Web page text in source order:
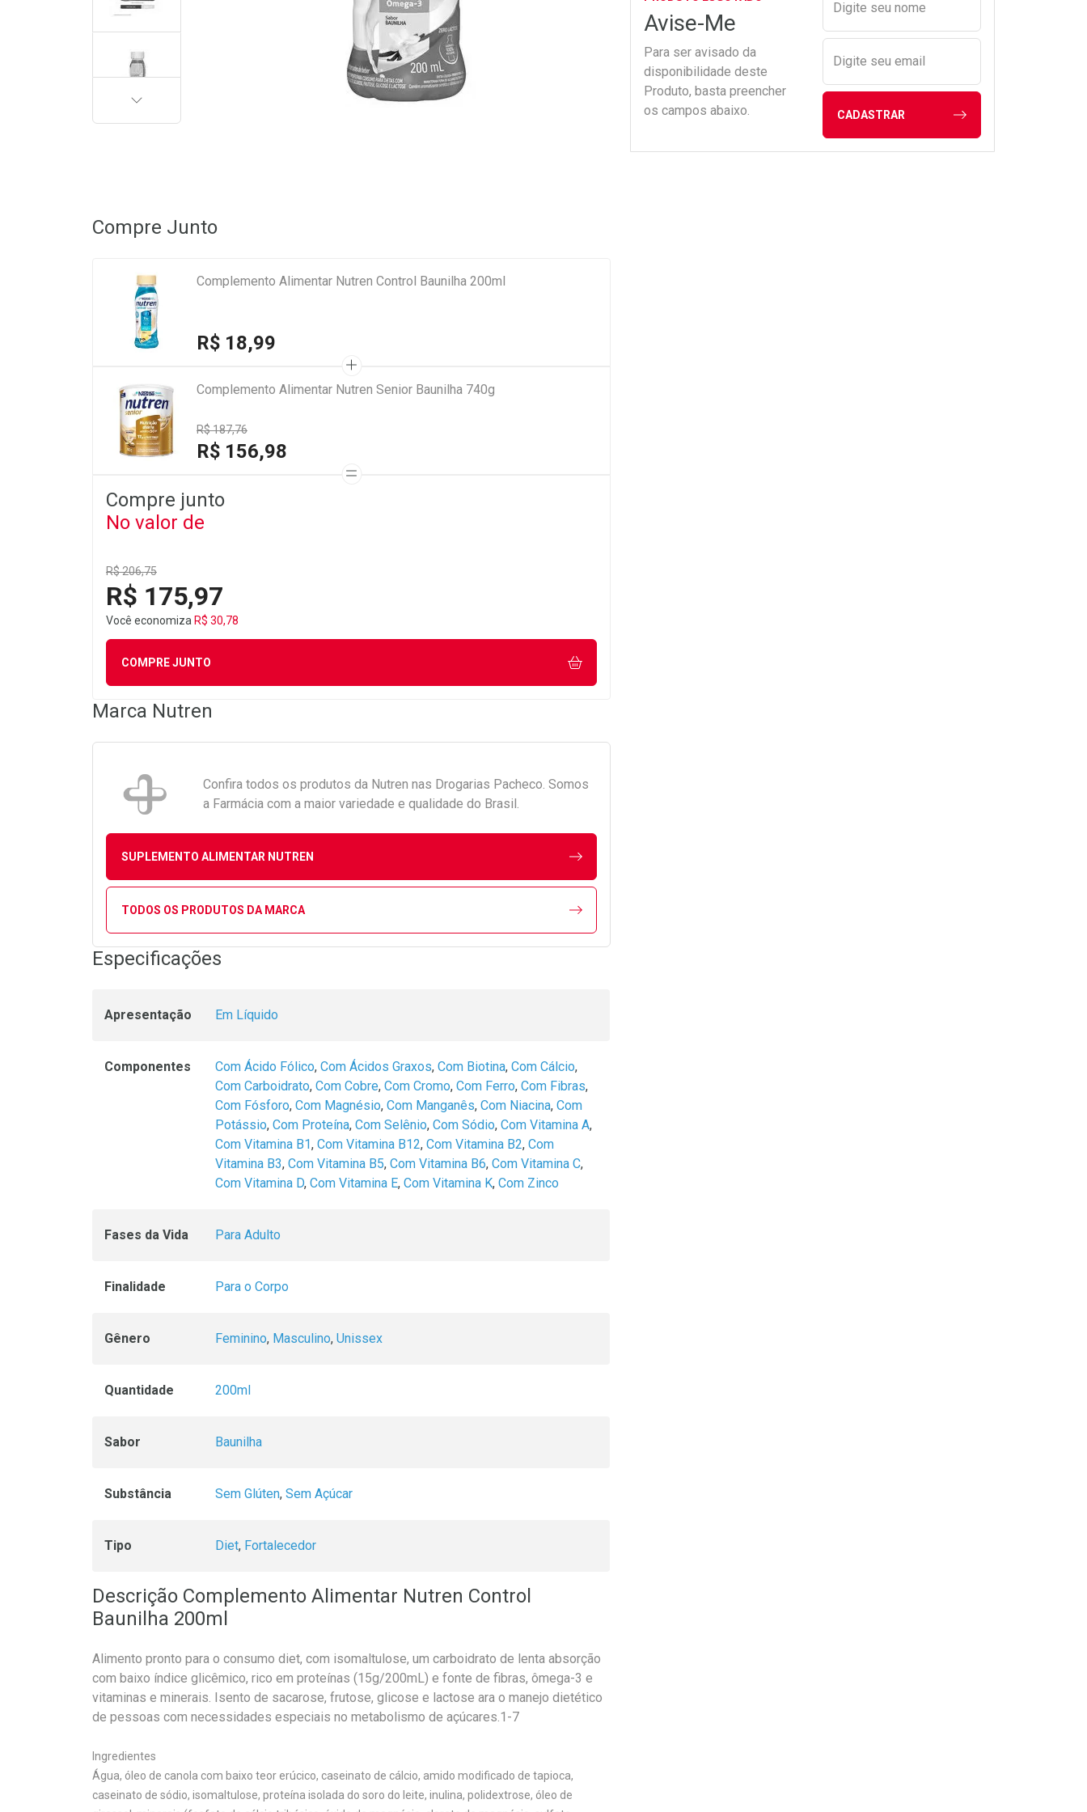
Avise-Me
Para ser avisado da
disponibilidade deste
Produto, basta preencher
os campos abaixo.
Digite seu nome
Digite seu email
CADASTRAR
PRÓXIMA
Compre Junto
Complemento Alimentar Nutren Control Baunilha 200ml
R$ 18,99
Complemento Alimentar Nutren Senior Baunilha 740g
R$ 187,76
R$ 156,98
Compre junto
No valor de
R$ 206,75
R$ 175,97
Você economiza R$ 30,78
COMPRE JUNTO
Marca Nutren
Confira todos os produtos da Nutren nas Drogarias Pacheco. Somos
a Farmácia com a maior variedade e qualidade do Brasil.
SUPLEMENTO ALIMENTAR NUTREN
TODOS OS PRODUTOS DA MARCA
Especificações
Apresentação Em Líquido
Componentes Com Ácido Fólico, Com Ácidos Graxos, Com Biotina, Com Cálcio,
Com Carboidrato, Com Cobre, Com Cromo, Com Ferro, Com Fibras,
Com Fósforo, Com Magnésio, Com Manganês, Com Niacina, Com
Potássio, Com Proteína, Com Selênio, Com Sódio, Com Vitamina A,
Com Vitamina B1, Com Vitamina B12, Com Vitamina B2, Com
Vitamina B3, Com Vitamina B5, Com Vitamina B6, Com Vitamina C,
Com Vitamina D, Com Vitamina E, Com Vitamina K, Com Zinco
Fases da Vida Para Adulto
Finalidade Para o Corpo
Gênero Feminino, Masculino, Unissex
Quantidade 200ml
Sabor Baunilha
Substância Sem Glúten, Sem Açúcar
Tipo Diet, Fortalecedor
Descrição Complemento Alimentar Nutren Control
Baunilha 200ml
Alimento pronto para o consumo diet, com isomaltulose, um carboidrato de lenta absorção
com baixo índice glicêmico, rico em proteínas (15g/200mL) e fonte de fibras, ômega-3 e
vitaminas e minerais. Isento de sacarose, frutose, glicose e lactose ara o manejo dietético
de pessoas com necessidades especiais no metabolismo de açúcares.1-7
Ingredientes
Água, óleo de canola com baixo teor erúcico, caseinato de cálcio, amido modificado de tapioca,
caseinato de sódio, isomaltulose, proteína isolada do soro do leite, inulina, polidextrose, óleo de